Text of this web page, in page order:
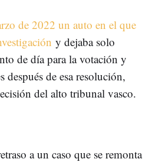
de 2022 un auto en el que
y dejaba solo
de día para la votación y
después de esa resolución,
del alto tribunal vasco.
a un caso que se remonta